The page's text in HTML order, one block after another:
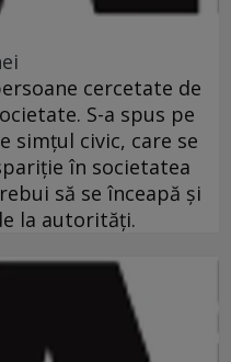
cercetate de
S-a spus pe
simţul civic, care se
în societatea
să se înceapă şi
la autorităţi.